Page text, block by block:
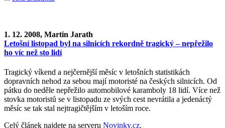
1. 12. 2008, Martin Jarath
Letošní listopad byl na silnicích rekordně tragický – nepřežilo
ho víc než sto lidí
Tragický víkend a nejčernější měsíc v letošních statistikách
dopravních nehod za sebou mají motoristé na českých silnicích. Od
pátku do neděle nepřežilo automobilové karamboly 18 lidí. Více než
stovka motoristů se v listopadu ze svých cest nevrátila a jedenáctý
měsíc se tak stal nejtragičtějším v letoším roce.
Celý článek najdete na serveru Novinky.cz.